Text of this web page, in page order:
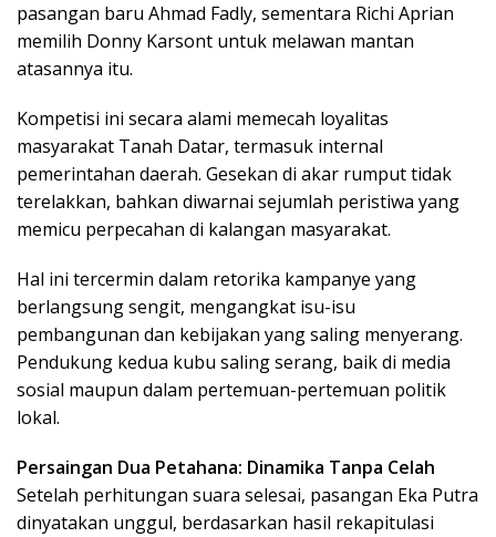
pasangan baru Ahmad Fadly, sementara Richi Aprian
memilih Donny Karsont untuk melawan mantan
atasannya itu.
Kompetisi ini secara alami memecah loyalitas
masyarakat Tanah Datar, termasuk internal
pemerintahan daerah. Gesekan di akar rumput tidak
terelakkan, bahkan diwarnai sejumlah peristiwa yang
memicu perpecahan di kalangan masyarakat.
Hal ini tercermin dalam retorika kampanye yang
berlangsung sengit, mengangkat isu-isu
pembangunan dan kebijakan yang saling menyerang.
Pendukung kedua kubu saling serang, baik di media
sosial maupun dalam pertemuan-pertemuan politik
lokal.
Persaingan Dua Petahana: Dinamika Tanpa Celah
Setelah perhitungan suara selesai, pasangan Eka Putra
dinyatakan unggul, berdasarkan hasil rekapitulasi